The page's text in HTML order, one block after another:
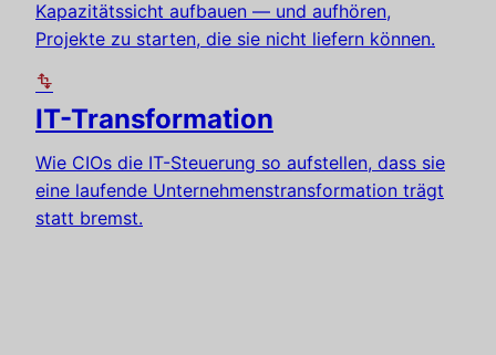
Kapazitätssicht aufbauen — und aufhören,
Projekte zu starten, die sie nicht liefern können.
transform
IT-Transformation
Wie CIOs die IT-Steuerung so aufstellen, dass sie
eine laufende Unternehmenstransformation trägt
statt bremst.